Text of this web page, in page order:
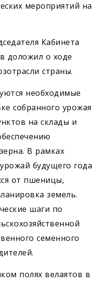
мероприятий на
Кабинета
доложил о ходе
страны.
необходимые
собранного урожая
на склады и
В рамках
будущего года
от пшеницы,
земель.
шаги по
семенного
полях велаятов в